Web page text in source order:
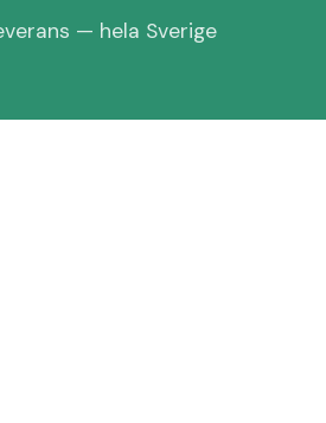
— hela Sverige